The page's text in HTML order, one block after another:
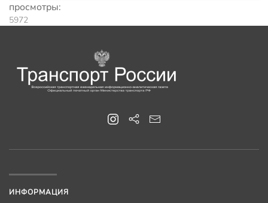
просмотры:
5972
ИНФОРМАЦИЯ